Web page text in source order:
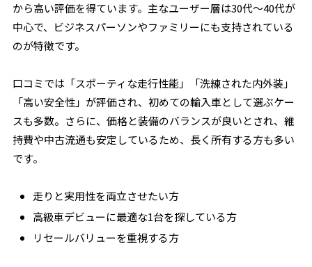
から高い評価を得ています。主なユーザー層は30代～40代が
中心で、ビジネスパーソンやファミリーにも支持されている
のが特徴です。
口コミでは「スポーティな走行性能」「洗練された内外装」
「高い安全性」が評価され、初めての輸入車として選ぶケー
スも多数。さらに、価格と装備のバランスが良いとされ、維
持費や中古流通も安定しているため、長く所有する方も多い
です。
走りと実用性を両立させたい方
高級車デビューに最適な1台を探している方
リセールバリューを重視する方